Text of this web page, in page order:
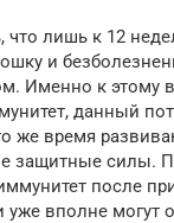
что лишь к 12
и
Именно к этому
данный
же время
защитные силы.
после
вполне могут